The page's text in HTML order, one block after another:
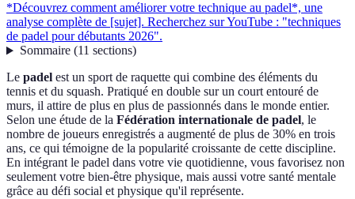
*Découvrez comment améliorer votre technique au padel*, une
analyse complète de [sujet]. Recherchez sur YouTube : "techniques
de padel pour débutants 2026".
Sommaire(11 sections)
Le padel est un sport de raquette qui combine des éléments du
tennis et du squash. Pratiqué en double sur un court entouré de
murs, il attire de plus en plus de passionnés dans le monde entier.
Selon une étude de la Fédération internationale de padel, le
nombre de joueurs enregistrés a augmenté de plus de 30% en trois
ans, ce qui témoigne de la popularité croissante de cette discipline.
En intégrant le padel dans votre vie quotidienne, vous favorisez non
seulement votre bien-être physique, mais aussi votre santé mentale
grâce au défi social et physique qu'il représente.